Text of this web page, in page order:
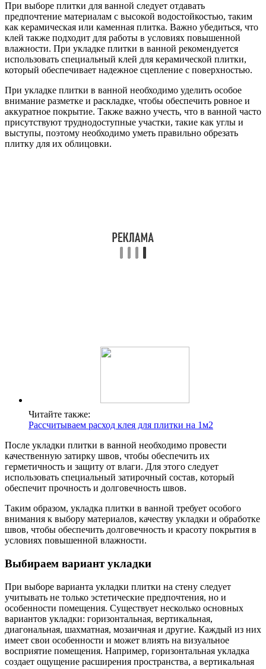
При выборе плитки для ванной следует отдавать
предпочтение материалам с высокой водостойкостью, таким
как керамическая или каменная плитка. Важно убедиться, что
клей также подходит для работы в условиях повышенной
влажности. При укладке плитки в ванной рекомендуется
использовать специальный клей для керамической плитки,
который обеспечивает надежное сцепление с поверхностью.
При укладке плитки в ванной необходимо уделить особое
внимание разметке и раскладке, чтобы обеспечить ровное и
аккуратное покрытие. Также важно учесть, что в ванной часто
присутствуют труднодоступные участки, такие как углы и
выступы, поэтому необходимо уметь правильно обрезать
плитку для их облицовки.
Читайте также:
Рассчитываем расход клея для плитки на 1м2
После укладки плитки в ванной необходимо провести
качественную затирку швов, чтобы обеспечить их
герметичность и защиту от влаги. Для этого следует
использовать специальный затирочный состав, который
обеспечит прочность и долговечность швов.
Таким образом, укладка плитки в ванной требует особого
внимания к выбору материалов, качеству укладки и обработке
швов, чтобы обеспечить долговечность и красоту покрытия в
условиях повышенной влажности.
Выбираем вариант укладки
При выборе варианта укладки плитки на стену следует
учитывать не только эстетические предпочтения, но и
особенности помещения. Существует несколько основных
вариантов укладки: горизонтальная, вертикальная,
диагональная, шахматная, мозаичная и другие. Каждый из них
имеет свои особенности и может влиять на визуальное
восприятие помещения. Например, горизонтальная укладка
создает ощущение расширения пространства, а вертикальная